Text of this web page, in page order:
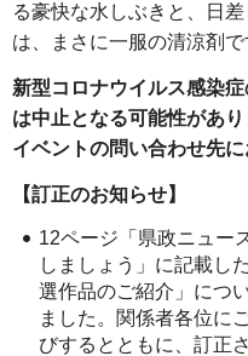
る豪快な水しぶきと、日
は、まさに一服の清涼剤で
新型コロナウイルス感染
は中止となる可能性があ
イベントの問い合わせ先に
【訂正のお知らせ】
12ページ「県政ニュ
しましょう」に記載し
選作品のご紹介」につ
ました。関係者各位に
びするとともに、訂正